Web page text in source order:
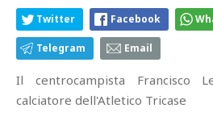
Twitter Facebook
Telegram Email
Il centrocampista Francisco
calciatore dell'Atletico Tricase